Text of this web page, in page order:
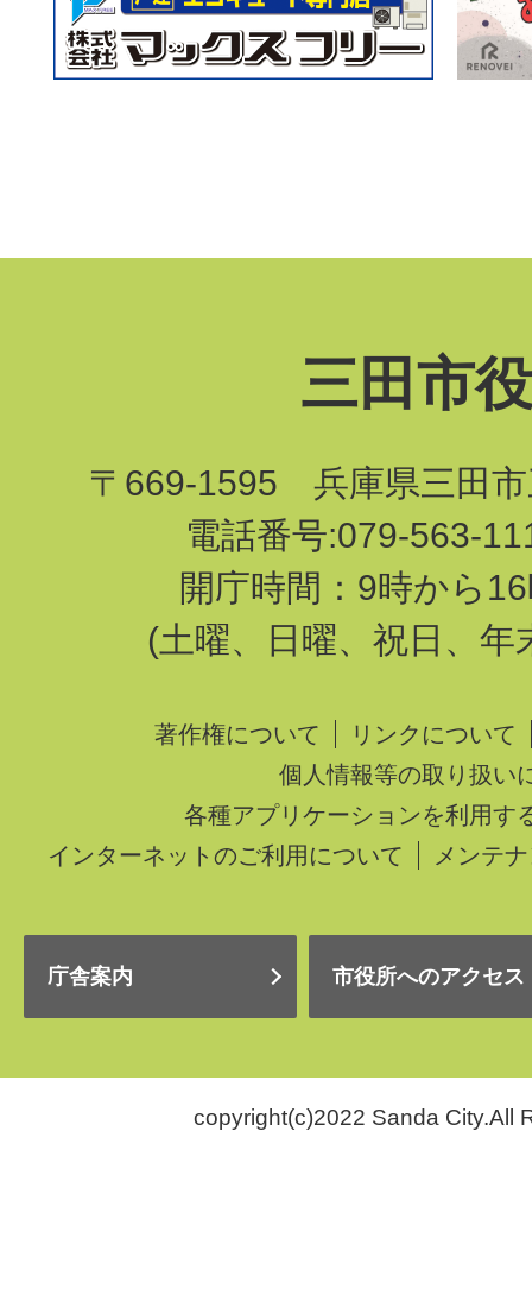
三田市
〒669-1595 兵庫県三田市
電話番号:079-563-
開庁時間：9時から
(土曜、日曜、祝日、年
著作権について
リンクについて
個人情報等の取り扱い
各種アプリケーションを利用す
インターネットのご利用について
メンテ
庁舎案内 市役所へのアクセス
copyright(c)2022 Sanda City.All